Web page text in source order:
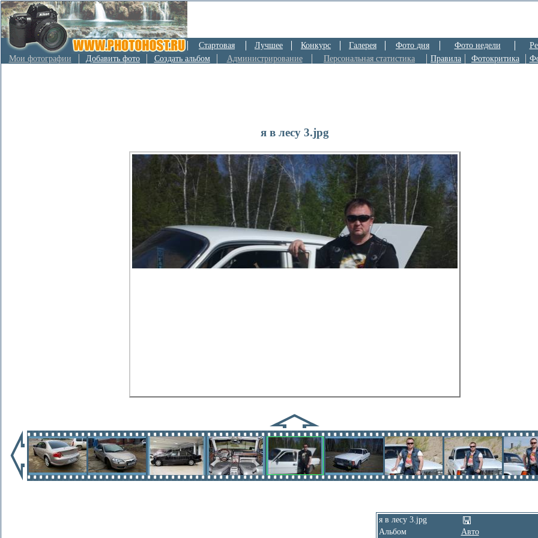
Стартовая Лучшее Конкурс Галерея Фото дня Фото недели
Мои фотографии
Добавить фото Создать альбом Администрирование Персональная статистика Правила Фотокритика
я в лесу 3.jpg
я в лесу 3.jpg
Альбом
Авто